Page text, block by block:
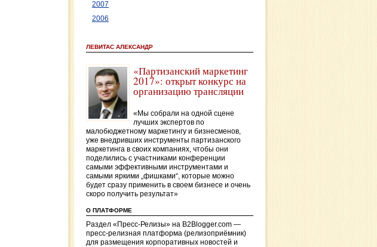
2007
2006
ЛЕВИТАС АЛЕКСАНДР
«Партизанский маркетинг
2017»: открыт конкурс на
организацию трансляции
«Мы собрали на одной сцене
лучших экспертов по
малобюджетному маркетингу и бизнесменов,
уже внедривших инструменты партизанского
маркетинга в своих компаниях, чтобы они
поделились с участниками конференции
самыми эффективными инструментами и
самыми яркими „фишками“, которые можно
будет сразу применить в своем бизнесе и очень
скоро получить результат»
О ПЛАТФОРМЕ
Раздел «Пресс-Релизы» на B2Blogger.com —
пресс-релизная платформа (релизоприёмник)
для размещения корпоративных новостей и